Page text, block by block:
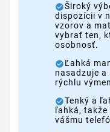
Široký
dispozícii v
vzorov a
vybrať ten,
osobnosť.
Ľahká
nasadzuje a
rýchlu
Tenký a
ľahká,
vášmu